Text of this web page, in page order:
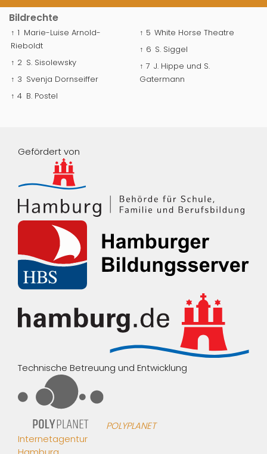
Bildrechte
↑ 1 Marie-Luise Arnold-
Rieboldt
↑ 2 S. Sisolewsky
↑ 3 Svenja Dornseiffer
↑ 4 B. Postel
↑ 5 White Horse Theatre
↑ 6 S. Siggel
↑ 7 J. Hippe und S.
Gatermann
Gefördert von
Technische Betreuung und Entwicklung
POLYPLANET
Internetagentur